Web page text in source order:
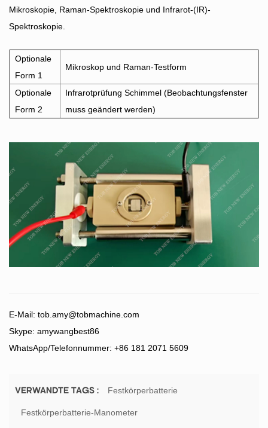
Mikroskopie, Raman-Spektroskopie und Infrarot-(IR)-
Spektroskopie.
Optionale
Form 1
Mikroskop und Raman-Testform
Optionale
Form 2
Infrarotprüfung Schimmel (Beobachtungsfenster
muss geändert werden)
E-Mail: tob.amy@tobmachine.com
Skype: amywangbest86
WhatsApp/Telefonnummer: +86 181 2071 5609
VERWANDTE TAGS : Festkörperbatterie
Festkörperbatterie-Manometer